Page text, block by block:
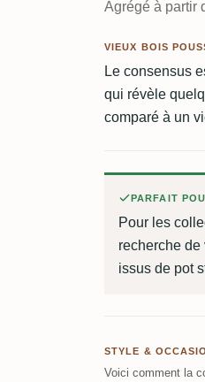
Agrégé à partir
VIEUX BOIS
Le consensus
qui révèle
comparé à un
PARFAIT
Pour les
recherche
issus de pot
STYLE &
Voici comment la